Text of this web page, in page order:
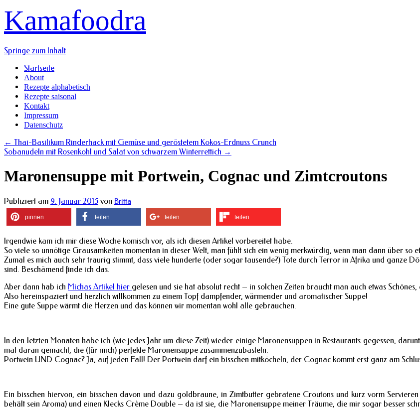
Kamafoodra
Springe zum Inhalt
Startseite
About
Rezepte alphabetisch
Rezepte saisonal
Kontakt
Impressum
Datenschutz
← Thai-Basilikum Rinderhack mit Gemüse und geröstetem Kokos-Erdnuss Crunch
Sobanudeln mit Rosenkohl und Salat von schwarzem Winterrettich →
Maronensuppe mit Portwein, Cognac und Zimtcroutons
Publiziert am 9. Januar 2015 von Britta
pinnen teilen teilen teilen
Irgendwie kam ich mir diese Woche komisch vor, als ich diesen Artikel vorbereitet habe.
So viele so unnötige Grausamkeiten momentan in dieser Welt, man fühlt sich ein wenig merkwürdig, wenn man dann über so
Zumal es mich auch sehr traurig stimmt, dass viele hunderte (oder sogar tausende?) Tote durch Terror in Afrika und ganze
sind. Beschämend finde ich das.
Aber dann hab ich Michas Artikel hier gelesen und sie hat absolut recht – in solchen Zeiten braucht man auch etwas
Also hereinspaziert und herzlich willkommen zu einem Topf dampfender, wärmender und aromatischer Suppe!
Eine gute Suppe wärmt die Herzen und das können wir momentan wohl alle gebrauchen.
In den letzten Monaten habe ich (wie jedes Jahr um diese Zeit) wieder einige Maronensuppen in Restaurants gegessen,
mal daran gemacht, die (für mich) perfekte Maronensuppe zusammenzubasteln.
Portwein UND Cognac? Ja, auf jeden Fall! Der Portwein darf ein bisschen mitköcheln, der Cognac kommt erst ganz am
Ein bisschen hiervon, ein bisschen davon und dazu goldbraune, in Zimtbutter gebratene Croutons und kurz vorm
behält sein Aroma) und einen Klecks Crème Double – da ist sie, die Maronensuppe meiner Träume, die mir sogar besser